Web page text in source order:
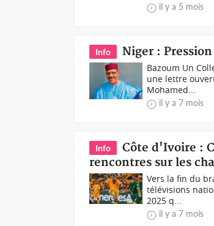
il y a 5 mois
Info Niger :
Bazoum Un
une lettre
Mohamed...
il y a 7 mois
Info
Côte d'Ivoire :
rencontres sur les
Vers la fin du
télévisions
2025 q...
il y a 7 mois